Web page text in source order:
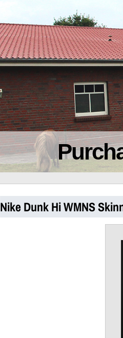
Nike Dunk Hi WMNS